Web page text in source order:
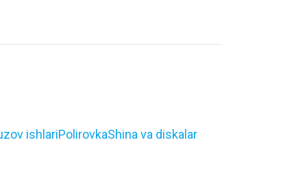
ishlariPolirovkaShina va diskalar